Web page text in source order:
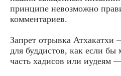
принципе невозможно
комментариев.
Запрет отрывка Атхакатхи
для буддистов, как если бы
часть хадисов или иудеям